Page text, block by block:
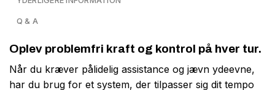
Q & A
Oplev problemfri kraft og kontrol på hver tur.
Når du kræver pålidelig assistance og jævn ydeevne,
har du brug for et system, der tilpasser sig dit tempo